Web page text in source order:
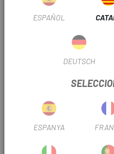
BICICLETA ORBEA WILD LT
ESPAÑOL
DEUTSCH
ESPANYA